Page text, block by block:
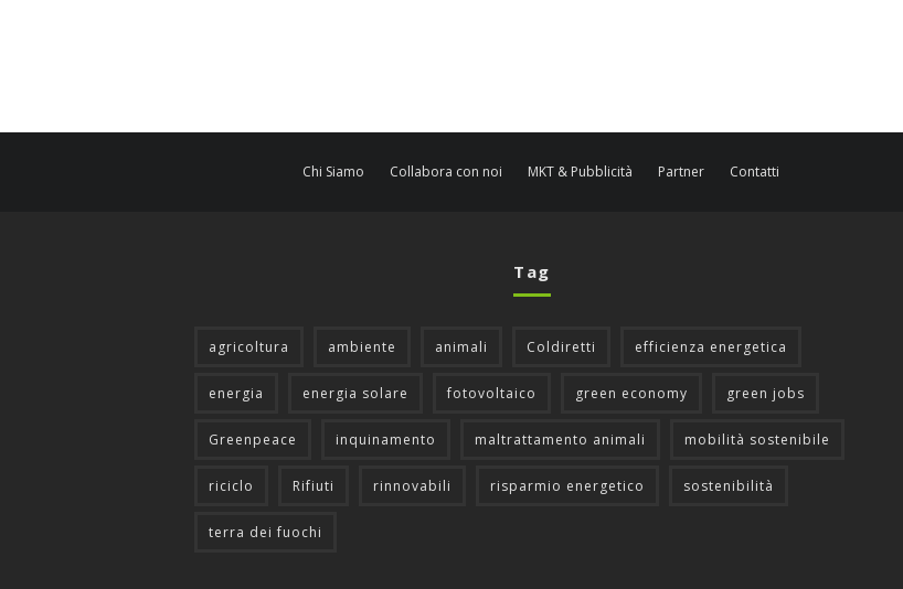
Chi Siamo Collabora con noi MKT & Pubblicità Partner Contatti
Tag
agricoltura ambiente animali Coldiretti efficienza energetica
energia energia solare fotovoltaico green economy green jobs
Greenpeace inquinamento maltrattamento animali mobilità sostenibile
riciclo Rifiuti rinnovabili risparmio energetico sostenibilità
terra dei fuochi